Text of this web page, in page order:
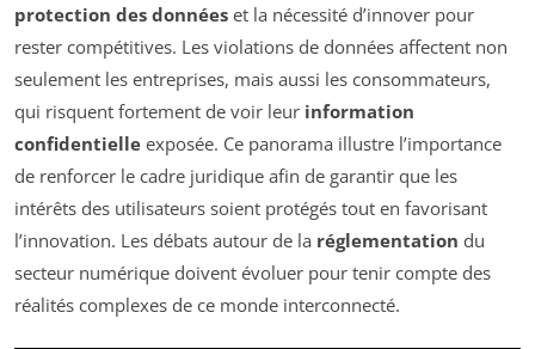
protection des données et la nécessité d’innover pour
rester compétitives. Les violations de données affectent non
seulement les entreprises, mais aussi les consommateurs,
qui risquent fortement de voir leur information
confidentielle exposée. Ce panorama illustre l’importance
de renforcer le cadre juridique afin de garantir que les
intérêts des utilisateurs soient protégés tout en favorisant
l’innovation. Les débats autour de la réglementation du
secteur numérique doivent évoluer pour tenir compte des
réalités complexes de ce monde interconnecté.